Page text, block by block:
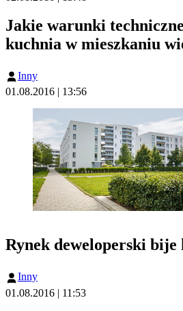
Jakie warunki
kuchnia w mieszkaniu
Inny
01.08.2016 | 13:56
Rynek deweloperski
Inny
01.08.2016 | 11:53